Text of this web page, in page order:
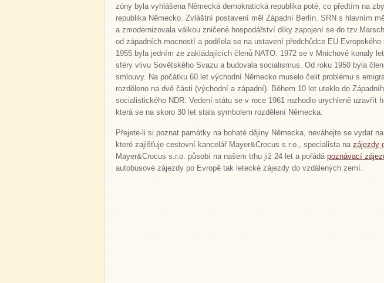
zóny byla vyhlášena Německá demokratická republika poté, co předtím na
republika Německo. Zvláštní postavení měl Západní Berlín. SRN s hlavním
a zmodernizovala válkou zničené hospodářství díky zapojení se do
od západních mocností a podílela se na ustavení předchůdce EU
1955 byla jedním ze zakládajících členů NATO. 1972 se v Mnichově konaly
sféry vlivu Sovětského Svazu a budovala socialismus. Od roku 1950 byla
smlouvy. Na počátku 60.let východní Německo muselo čelit problému s
rozděleno na dvě části (východní a západní). Během 10 let uteklo do
socialistického NDR. Vedení státu se v roce 1961 rozhodlo urychleně uzavřít
která se na skoro 30 let stala symbolem rozdělení Německa.
Přejete-li si poznat památky na bohaté dějiny Německa, neváhejte se vydat na
které zajišťuje cestovní kancelář Mayer&Crocus s.r.o., specialista na zájezdy
Mayer&Crocus s.r.o. působí na našem trhu již 24 let a pořádá poznávací
autobusové zájezdy po Evropě tak letecké zájezdy do vzdálených zemí.